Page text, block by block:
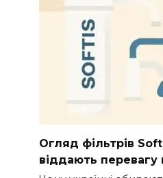
Огляд фільтрів
віддають